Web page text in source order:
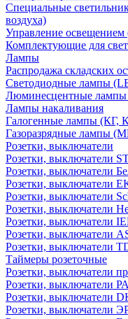
Специальные
воздуха)
Управление освещением
Комплектующие для
Лампы
Распродажа складских
Светодиодные лампы
Люминесцентные
Лампы накаливания
Галогенные лампы (КГ,
Газоразрядные лампы
Розетки, выключатели
Розетки, выключатели
Розетки, выключатели
Розетки, выключатели
Розетки, выключатели
Розетки, выключатели
Розетки, выключатели
Розетки, выключатели
Розетки, выключатели
Таймеры розеточные
Розетки, выключатели
Розетки,
Розетки, выключатели
Розетки, выключатели